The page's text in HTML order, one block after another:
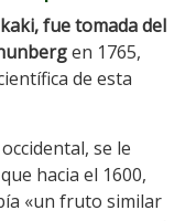
fue tomada del
en 1765,
de esta
se le
hacia el 1600,
«un fruto similar